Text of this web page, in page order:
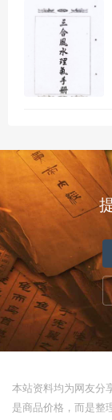
本站资料均为网友分
是商品价格，而是整